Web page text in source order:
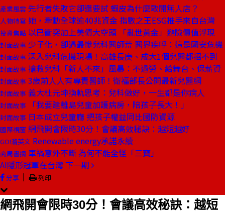
產業風雲 先行者失敗它卻還要試 蝦皮為什麼敢開無人店？
人物特寫 她，牽動全球逾40兆資金 指數之王ESG推手來自台灣
投資焦點 以巴衝突加上美債大空頭 「亂世黃金」避險價值浮現
封面故事 少子化，卻遇最慘兒科醫師荒 醫界疾呼：這是國安危機
封面故事 深入兒科危機現場！高雄長庚、成大1個兒醫都招不到
封面故事 搶救兒科「新人不來」風暴：不過勞、給舞台、保薪資
封面故事 3歲前人人有專責醫師！衛福部長公開最新兒醫網
封面故事 義大杜元坤換軌思考：兒科做好，一生都是你病人
封面故事 「我要建離島兒童加護病房，陪孩子長大！」
封面故事 日本成立兒童廳 把孩子權益同比國防資源
國際視窗 網飛開會限時30分！會議高效秘訣：越短越好
GO!溜英文 Renewable energy承諾永續
商周書摘 車禍意外不斷 為何不能全怪「三寶」
AI隱形冠軍在台灣下一期
分享 ｜ 列印
網飛開會限時30分！會議高效秘訣：越短